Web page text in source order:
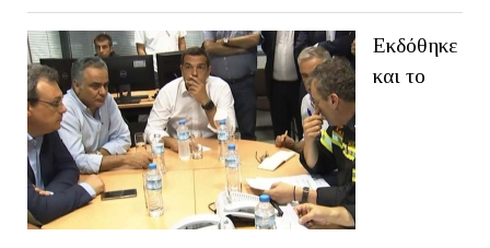
Εκδόθηκε
και το